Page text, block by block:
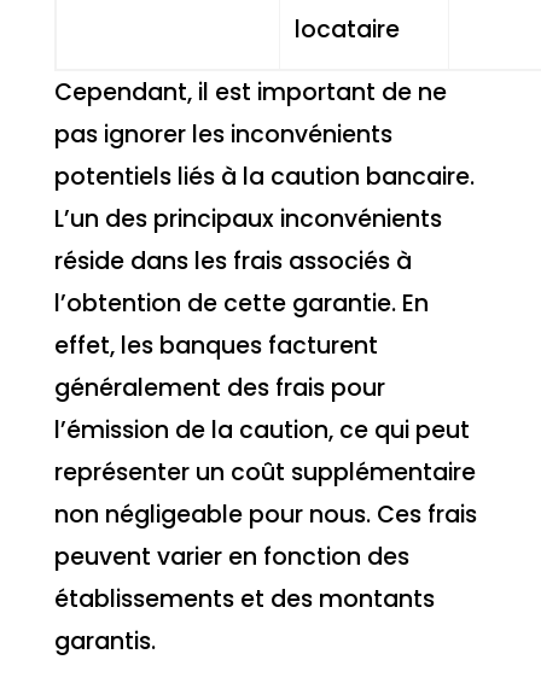
locataire
Cependant, il est important de ne
pas ignorer les inconvénients
potentiels liés à la caution bancaire.
L’un des principaux inconvénients
réside dans les frais associés à
l’obtention de cette garantie. En
effet, les banques facturent
généralement des frais pour
l’émission de la caution, ce qui peut
représenter un coût supplémentaire
non négligeable pour nous. Ces frais
peuvent varier en fonction des
établissements et des montants
garantis.